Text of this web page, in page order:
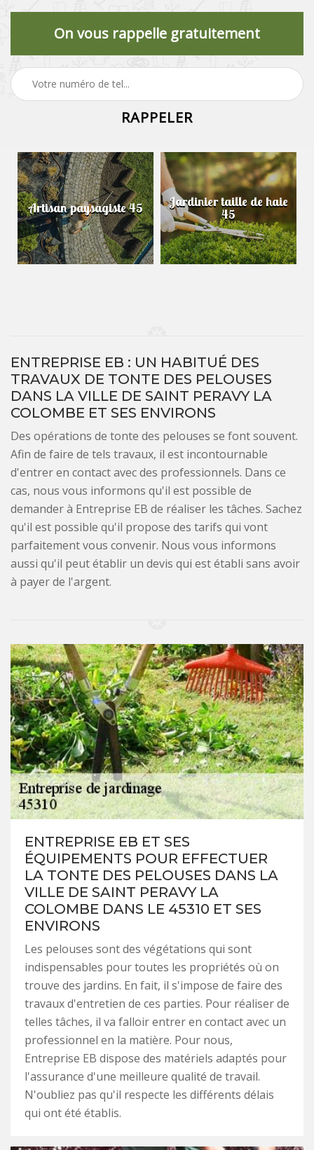
On vous rappelle gratuitement
Artisan paysagiste 45 Jardinier taille de haie
45
ENTREPRISE EB : UN HABITUÉ DES
TRAVAUX DE TONTE DES PELOUSES
DANS LA VILLE DE SAINT PERAVY LA
COLOMBE ET SES ENVIRONS
Des opérations de tonte des pelouses se font souvent.
Afin de faire de tels travaux, il est incontournable
d'entrer en contact avec des professionnels. Dans ce
cas, nous vous informons qu'il est possible de
demander à Entreprise EB de réaliser les tâches. Sachez
qu'il est possible qu'il propose des tarifs qui vont
parfaitement vous convenir. Nous vous informons
aussi qu'il peut établir un devis qui est établi sans avoir
à payer de l'argent.
ENTREPRISE EB ET SES
ÉQUIPEMENTS POUR EFFECTUER
LA TONTE DES PELOUSES DANS LA
VILLE DE SAINT PERAVY LA
COLOMBE DANS LE 45310 ET SES
ENVIRONS
Les pelouses sont des végétations qui sont
indispensables pour toutes les propriétés où on
trouve des jardins. En fait, il s'impose de faire des
travaux d'entretien de ces parties. Pour réaliser de
telles tâches, il va falloir entrer en contact avec un
professionnel en la matière. Pour nous,
Entreprise EB dispose des matériels adaptés pour
l'assurance d'une meilleure qualité de travail.
N'oubliez pas qu'il respecte les différents délais
qui ont été établis.